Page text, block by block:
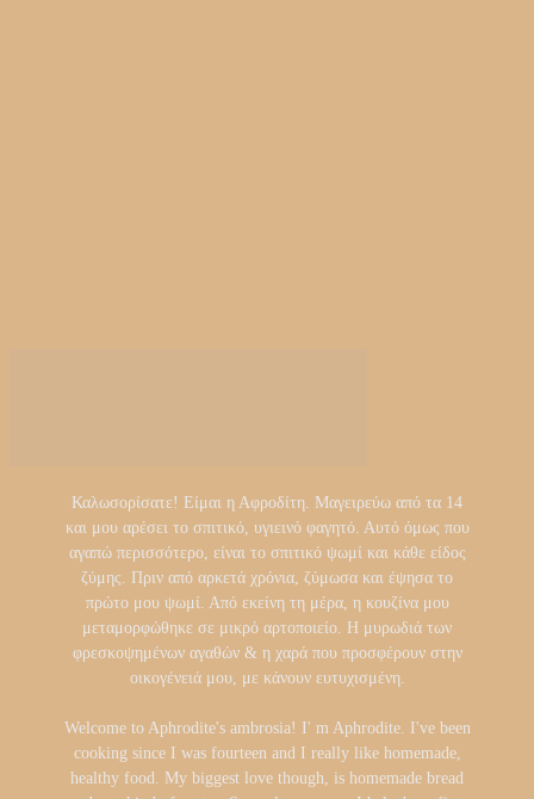
Καλωσορίσατε! Είμαι η Αφροδίτη. Μαγειρεύω από τα 14
και μου αρέσει το σπιτικό, υγιεινό φαγητό. Αυτό όμως που
αγαπώ περισσότερο, είναι το σπιτικό ψωμί και κάθε είδος
ζύμης. Πριν από αρκετά χρόνια, ζύμωσα και έψησα το
πρώτο μου ψωμί. Από εκείνη τη μέρα, η κουζίνα μου
μεταμορφώθηκε σε μικρό αρτοποιείο. Η μυρωδιά των
φρεσκοψημένων αγαθών & η χαρά που προσφέρουν στην
οικογένειά μου, με κάνουν ευτυχισμένη.
Welcome to Aphrodite's ambrosia! I' m Aphrodite. I've been
cooking since I was fourteen and I really like homemade,
healthy food. My biggest love though, is homemade bread